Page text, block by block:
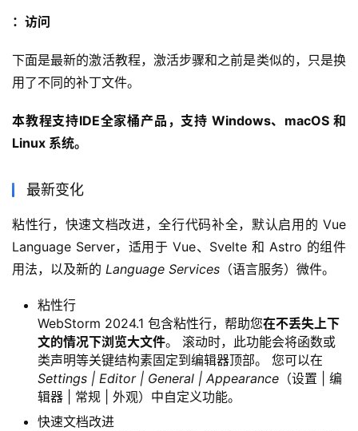
：访问
下面是最新的激活教程，激活步骤和之前是类似的，只是换
用了不同的补丁文件。
本教程支持IDE全家桶产品，支持 Windows、macOS 和
Linux 系统。
最新变化
粘性行，快速文档改进，全行代码补全，默认启用的 Vue
Language Server，适用于 Vue、Svelte 和 Astro 的组件
用法，以及新的 Language Services （语言服务）微件。
粘性行
WebStorm 2024.1 包含粘性行，帮助您在不丢失上下
文的情况下浏览大文件。 滚动时，此功能会将函数或
类声明等关键结构素固定到编辑器顶部。 您可以在
Settings | Editor | General | Appearance （设置 | 编
辑器 | 常规 | 外观）中自定义功能。
快速文档改进